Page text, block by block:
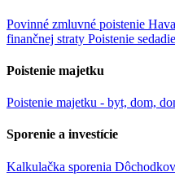
Povinné zmluvné poistenie
finančnej straty Poistenie
Poistenie majetku
Poistenie majetku - byt, dom,
Sporenie a investície
Kalkulačka sporenia